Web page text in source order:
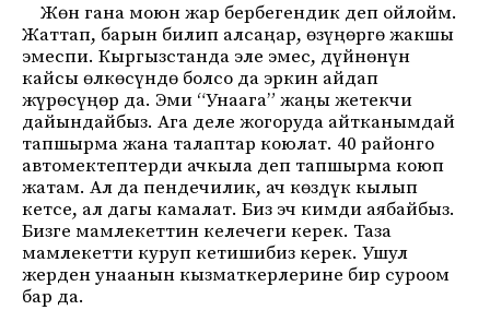
Жөн гана моюн жар бербегендик деп ойлойм.
Жаттап, барын билип алсаңар, өзүңөргө жакшы
эмеспи. Кыргызстанда эле эмес, дүйнөнүн
кайсы өлкөсүндө болсо да эркин айдап
жүрөсүңөр да. Эми “Унаага” жаңы жетекчи
дайындайбыз. Ага деле жогоруда айтканымдай
тапшырма жана талаптар коюлат. 40 районго
автомектептерди ачкыла деп тапшырма коюп
жатам. Ал да пендечилик, ач көздүк кылып
кетсе, ал дагы камалат. Биз эч кимди аябайбыз.
Бизге мамлекеттин келечеги керек. Таза
мамлекетти куруп кетишибиз керек. Ушул
жерден унаанын кызматкерлерине бир суроом
бар да.